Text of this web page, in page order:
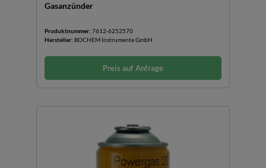
Gasanzünder
Produktnummer: 7612-6252570
Hersteller: BOCHEM Instrumente GmbH
Preis auf Anfrage